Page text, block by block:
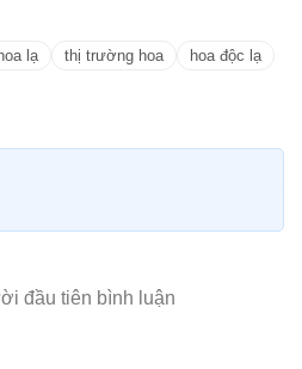
lạ thị trường hoa hoa độc lạ